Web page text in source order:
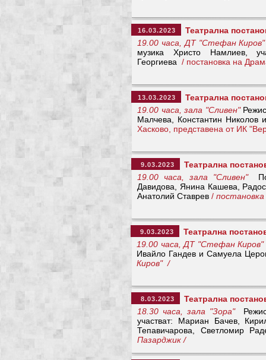
16.03.2023
Театрална
19.00 часа, ДТ "Стефан Киров"
музика Христо Намлиев,
Георгиева/ постановка на
13.03.2023
Театрална
19.00 часа, зала "Сливен"
Малчева, Константин
Хасково, представена от ИК
9.03.2023
Театрална
19.00 часа, зала "Сливен"
Давидова, Янина Кашева,
Анатолий Ставрев/
9.03.2023
Театрална
19.00 часа, ДТ "Стефан Киров"
Ивайло Гандев и Самуела
Киров" /
8.03.2023
Театрална
18.30 часа, зала "Зора"
участват: Мариан Бачев,
Тепавичарова, Светломир
Пазарджик /